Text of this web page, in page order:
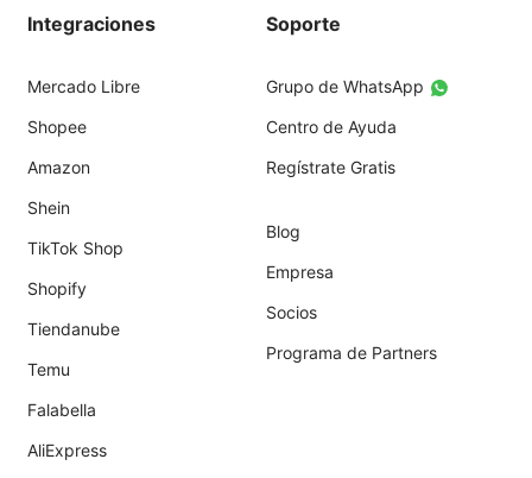
Integraciones
Mercado Libre
Shopee
Amazon
Shein
TikTok Shop
Shopify
Tiendanube
Temu
Falabella
AliExpress
Soporte
Grupo de WhatsApp
Centro de Ayuda
Regístrate Gratis
Blog
Empresa
Socios
Programa de Partners